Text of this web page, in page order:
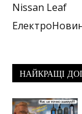
Nissan Leaf
НАЙКРАЩІ